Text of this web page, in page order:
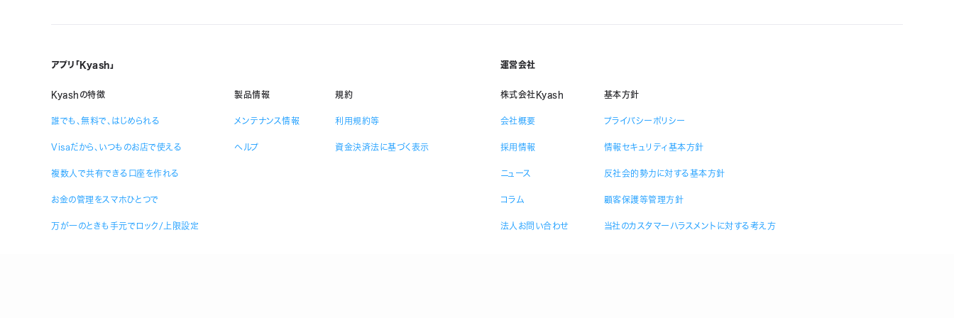
アプリ「Kyash」
Kyashの特徴
誰でも、無料で、はじめられる
Visaだから、いつものお店で使える
複数人で共有できる口座を作れる
お金の管理をスマホひとつで
万が一のときも手元でロック/上限設定
製品情報
メンテナンス情報
ヘルプ
規約
利用規約等
資金決済法に基づく表示
運営会社
株式会社Kyash
会社概要
採用情報
ニュース
コラム
法人お問い合わせ
基本方針
プライバシーポリシー
情報セキュリティ基本方針
反社会的勢力に対する基本方針
顧客保護等管理方針
当社のカスタマーハラスメントに対する考え方